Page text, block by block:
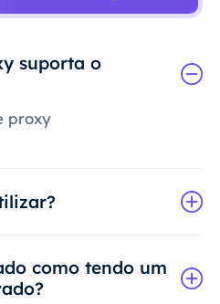
suporta o
proxy
como tendo um